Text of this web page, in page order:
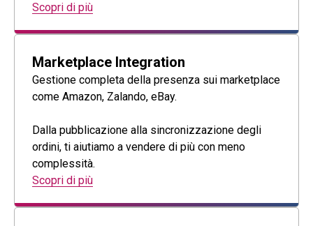
Scopri di più
Marketplace Integration
Gestione completa della presenza sui marketplace
come Amazon, Zalando, eBay.
Dalla pubblicazione alla sincronizzazione degli
ordini, ti aiutiamo a vendere di più con meno
complessità.
Scopri di più